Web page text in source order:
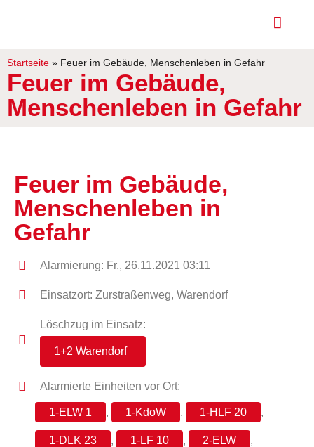
Startseite » Feuer im Gebäude, Menschenleben in Gefahr
Feuer im Gebäude,
Menschenleben in Gefahr
Feuer im Gebäude,
Menschenleben in
Gefahr
Alarmierung: Fr., 26.11.2021 03:11
Einsatzort: Zurstraßenweg, Warendorf
Löschzug im Einsatz:
1+2 Warendorf
Alarmierte Einheiten vor Ort:
1-ELW 1 , 1-KdoW , 1-HLF 20 ,
1-DLK 23 , 1-LF 10 , 2-ELW ,